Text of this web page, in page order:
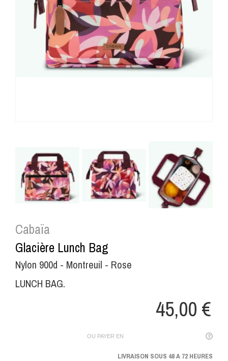
Cabaïa
Glacière Lunch Bag
Nylon 900d - Montreuil - Rose
LUNCH BAG.
45,00 €
OU PAYER EN
LIVRAISON SOUS 48 A 72 HEURES